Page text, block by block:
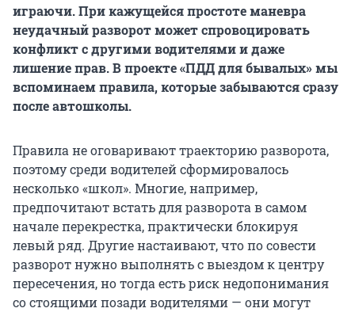
играючи. При кажущейся простоте маневра
неудачный разворот может спровоцировать
конфликт с другими водителями и даже
лишение прав. В проекте «ПДД для бывалых» мы
вспоминаем правила, которые забываются сразу
после автошколы.
Правила не оговаривают траекторию разворота,
поэтому среди водителей сформировалось
несколько «школ». Многие, например,
предпочитают встать для разворота в самом
начале перекрестка, практически блокируя
левый ряд. Другие настаивают, что по совести
разворот нужно выполнять с выездом к центру
пересечения, но тогда есть риск недопонимания
со стоящими позади водителями — они могут